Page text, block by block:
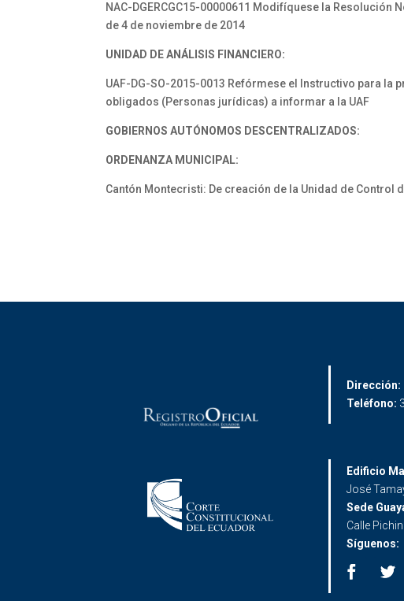
NAC-DGERCGC15-00000611 Modifíquese la Resolución
de 4 de noviembre de 2014
UNIDAD DE ANÁLISIS FINANCIERO:
UAF-DG-SO-2015-0013 Refórmese el Instructivo para
obligados (Personas jurídicas) a informar a la UAF
GOBIERNOS AUTÓNOMOS DESCENTRALIZADOS:
ORDENANZA MUNICIPAL:
Cantón Montecristi: De creación de la Unidad de Control
Dirección:
Teléfono:
Edificio
José
Sede
Calle
Síguenos: